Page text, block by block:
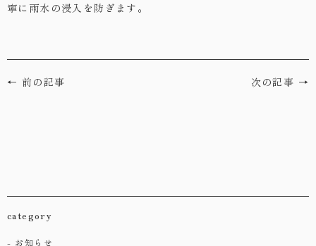
寧に雨水の浸入を防ぎます。
← 前の記事 次の記事 →
category
お知らせ